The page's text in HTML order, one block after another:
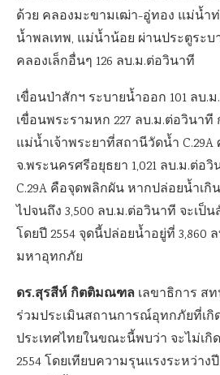
ด้วย คลองมะขามเฒ่า-อู่ทอง แม่น้ำ
น้ำพลเทพ, แม่น้ำน้อย ผ่านประตูระ
คลองเล็กอื่นๆ 126 ลบ.ม.ต่อวินาที
เขื่อนป่าสักฯ ระบายน้ำออก 101 ลบ.
เขื่อนพระรามหก 227 ลบ.ม.ต่อวินา
แม่น้ำเจ้าพระยาที่สถานีวัดน้ำ
จ.พระนครศรีอยุธยา 1,021 ลบ.ม.ต่อ
C.29A คือจุดพลิกผัน หากปล่อยน้ำเกิ
ไปจนถึง 3,500 ลบ.ม.ต่อวินาที จะ
โดยปี 2554 จุดนี้ปล่อยน้ำอยู่ที่ 3,860
มหาอุทกภัย
ดร.สุรสีห์ กิตติมณฑล เลขาธิการ ส
ร่วมประเมินสถานการณ์อุทกภัยที่เ
ประเทศไทยในขณะนี้พบว่า จะไม่เ
2554 โดยเทียบความรุนแรงระหว่างปี